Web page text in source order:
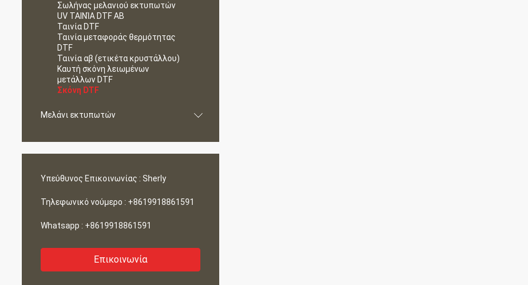
Σωλήνας μελανιού εκτυπωτών
UV ΤΑΙΝΊΑ DTF ΑΒ
Ταινία DTF
Ταινία μεταφοράς θερμότητας
DTF
Ταινία αβ (ετικέτα κρυστάλλου)
Καυτή σκόνη λειωμένων
μετάλλων DTF
Σκόνη DTF
Μελάνι εκτυπωτών
Υπεύθυνος Επικοινωνίας : Sherly
Τηλεφωνικό νούμερο : +8619918861591
Whatsapp : +8619918861591
Επικοινωνία